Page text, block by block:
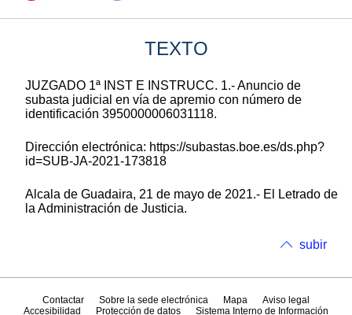
TEXTO
JUZGADO 1ª INST E INSTRUCC. 1.- Anuncio de
subasta judicial en vía de apremio con número de
identificación 3950000006031118.
Dirección electrónica: https://subastas.boe.es/ds.php?
id=SUB-JA-2021-173818
Alcala de Guadaira, 21 de mayo de 2021.- El Letrado de
la Administración de Justicia.
subir
Contactar Sobre la sede electrónica Mapa
Aviso legal
Accesibilidad
Protección de datos Sistema Interno de Información